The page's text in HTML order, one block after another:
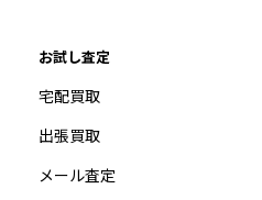
お試し査定
宅配買取
出張買取
メール査定